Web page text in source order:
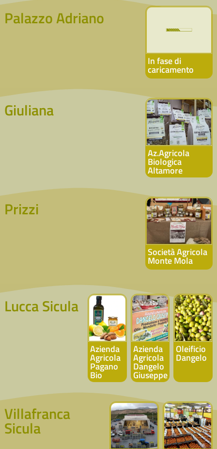
Palazzo Adriano
In fase di
caricamento
Giuliana
Az.Agricola
Biologica
Altamore
Prizzi
Società Agricola
Monte Mola
Lucca Sicula
Azienda
Agricola
Pagano
Bio
Azienda
Agricola
Dangelo
Giuseppe
Oleificio
Dangelo
Villafranca
Sicula